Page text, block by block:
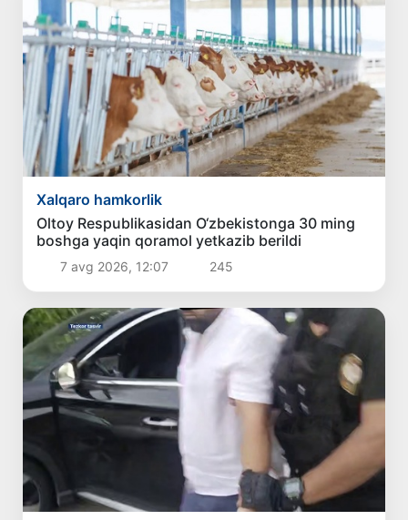
Xalqaro hamkorlik
Oltoy Respublikasidan O‘zbekistonga 30 ming
boshga yaqin qoramol yetkazib berildi
7 avg 2026, 12:07 245